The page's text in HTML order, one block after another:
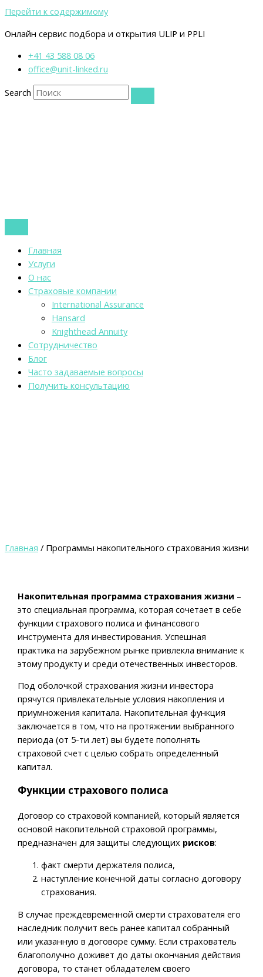
Перейти к содержимому
Онлайн сервис подбора и открытия ULIP и PPLI
+41 43 588 08 06
office@unit-linked.ru
Search
Главная
Услуги
О нас
Страховые компании
International Assurance
Hansard
Knighthead Annuity
Сотрудничество
Блог
Часто задаваемые вопросы
Получить консультацию
Главная / Программы накопительного страхования жизни
Накопительная программа страхования жизни –
это специальная программа, которая сочетает в себе
функции страхового полиса и финансового
инструмента для инвестирования. Успешная
практика на зарубежном рынке привлекла внимание к
этому продукту и среди отечественных инвесторов.
Под оболочкой страхования жизни инвестора
прячутся привлекательные условия накопления и
приумножения капитала. Накопительная функция
заключается в том, что на протяжении выбранного
периода (от 5-ти лет) вы будете пополнять
страховой счет с целью собрать определенный
капитал.
Функции страхового полиса
Договор со страховой компанией, который является
основой накопительной страховой программы,
предназначен для защиты следующих рисков:
факт смерти держателя полиса,
наступление конечной даты согласно договору
страхования.
В случае преждевременной смерти страхователя его
наследник получит весь ранее капитал собранный
или указанную в договоре сумму. Если страхователь
благополучно доживет до даты окончания действия
договора, то станет обладателем своего